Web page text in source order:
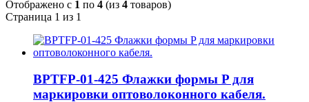
Отображено с 1 по 4 (из 4 товаров)
Страница 1 из 1
BPTFP-01-425 Флажки формы P для
маркировки оптоволоконного кабеля.